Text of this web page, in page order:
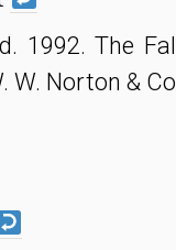
1992. The
W. Norton &